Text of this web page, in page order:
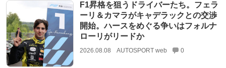
F1昇格を狙うドライバーたち。フェラ
ーリ＆カマラがキャデラックとの交渉
開始。ハースをめぐる争いはフォルナ
ローリがリードか
2026.08.08 AUTOSPORT web 0